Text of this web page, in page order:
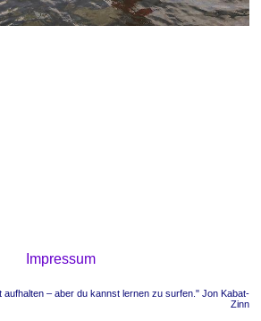
Impressum
aufhalten – aber du kannst lernen zu surfen." Jon Kabat-
Zinn